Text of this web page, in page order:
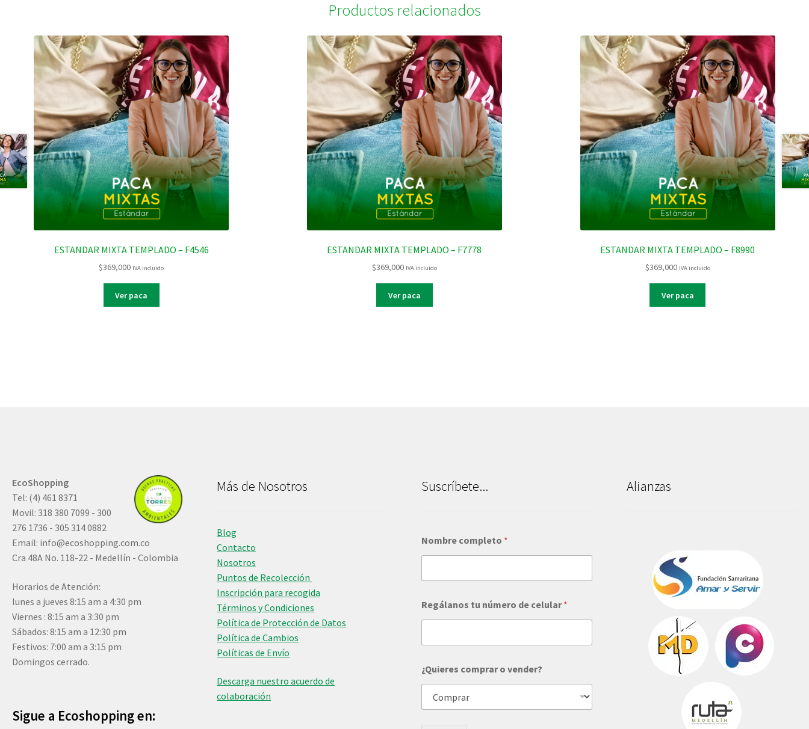
Productos relacionados
ESTANDAR MIXTA TEMPLADO – F4546
$369,000 IVA incluido
Ver paca
ESTANDAR MIXTA TEMPLADO – F7778
$369,000 IVA incluido
Ver paca
ESTANDAR MIXTA TEMPLADO – F8990
$369,000 IVA incluido
Ver paca
EcoShopping
Tel: (4) 461 8371
Movil: 318 380 7099 - 300
276 1736 - 305 314 0882
Email: info@ecoshopping.com.co
Cra 48A No. 118-22 - Medellín - Colombia
Horarios de Atención:
lunes a jueves 8:15 am a 4:30 pm
Viernes : 8:15 am a 3:30 pm
Sábados: 8:15 am a 12:30 pm
Festivos: 7:00 am a 3:15 pm
Domingos cerrado.
Sigue a Ecoshopping en:
Más de Nosotros
Blog
Contacto
Nosotros
Puntos de Recolección
Inscripción para recogida
Términos y Condiciones
Política de Protección de Datos
Política de Cambios
Políticas de Envío
Descarga nuestro acuerdo de
colaboración
Suscríbete...
Nombre completo *
Regálanos tu número de celular*
e
l
l
¿Quieres comprar o vender?
Alianzas